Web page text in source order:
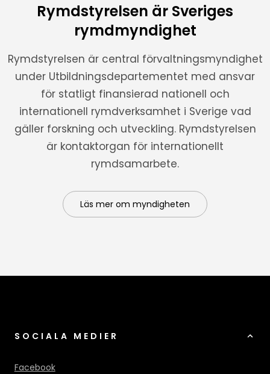
Rymdstyrelsen är Sveriges
rymdmyndighet
Rymdstyrelsen är central förvaltningsmyndighet
under Utbildningsdepartementet med ansvar
för statligt finansierad nationell och
internationell rymdverksamhet i Sverige vad
gäller forskning och utveckling. Rymdstyrelsen
är kontaktorgan för internationellt
rymdsamarbete.
Läs mer om myndigheten
SOCIALA MEDIER
Facebook